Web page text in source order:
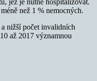
jež je nutné hospitalizovat.
než 1 % nemocných.
nižší počet invalidních
až 2017 významnou